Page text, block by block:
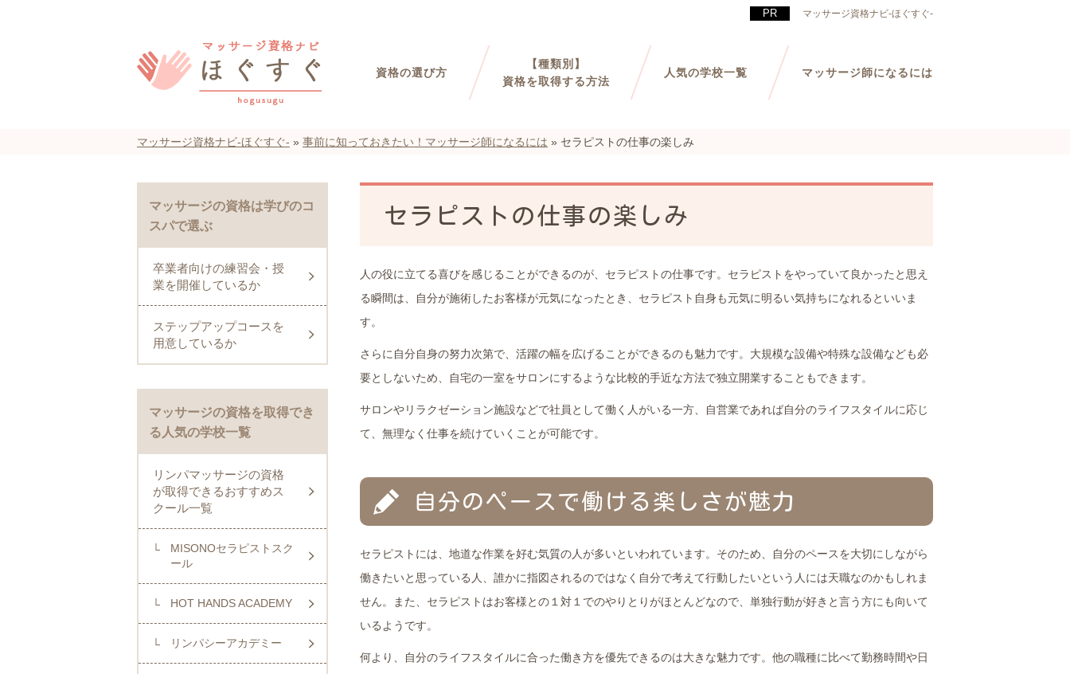
マッサージ資格ナビ-ほぐすぐ-
資格の選び方
【種類別】
資格を取得する方法
人気の学校一覧 マッサージ師になるには
マッサージ資格ナビ-ほぐすぐ- » 事前に知っておきたい！マッサージ師になるには » セラピストの仕事の楽しみ
セラピストの仕事の楽しみ
人の役に立てる喜びを感じることができるのが、セラピストの仕事です。セラピストをやっていて良かったと思え
る瞬間は、自分が施術したお客様が元気になったとき、セラピスト自身も元気に明るい気持ちになれるといいま
す。
さらに自分自身の努力次第で、活躍の幅を広げることができるのも魅力です。大規模な設備や特殊な設備なども必
要としないため、自宅の一室をサロンにするような比較的手近な方法で独立開業することもできます。
サロンやリラクゼーション施設などで社員として働く人がいる一方、自営業であれば自分のライフスタイルに応じ
て、無理なく仕事を続けていくことが可能です。
自分のペースで働ける楽しさが魅力
セラピストには、地道な作業を好む気質の人が多いといわれています。そのため、自分のペースを大切にしながら
働きたいと思っている人、誰かに指図されるのではなく自分で考えて行動したいという人には天職なのかもしれま
せん。また、セラピストはお客様との１対１でのやりとりがほとんどなので、単独行動が好きと言う方にも向いて
いるようです。
何より、自分のライフスタイルに合った働き方を優先できるのは大きな魅力です。他の職種に比べて勤務時間や日
マッサージの資格は学びのコ
スパで選ぶ
卒業者向けの練習会・授
業を開催しているか
ステップアップコースを
用意しているか
マッサージの資格を取得でき
る人気の学校一覧
リンパマッサージの資格
が取得できるおすすめス
クール一覧
MISONOセラピストスク
ール
HOT HANDS ACADEMY
リンパシーアカデミー